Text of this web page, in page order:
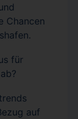
Chancen
für
auf